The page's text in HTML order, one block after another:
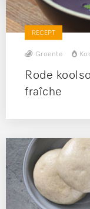
RECEPT
Groente
Rode
fraîche